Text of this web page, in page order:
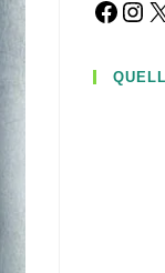
Facebook
X